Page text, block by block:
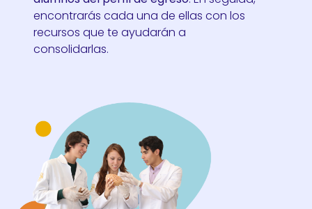
encontrarás cada una de ellas con los
recursos que te ayudarán a
consolidarlas.